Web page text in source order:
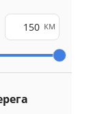
км